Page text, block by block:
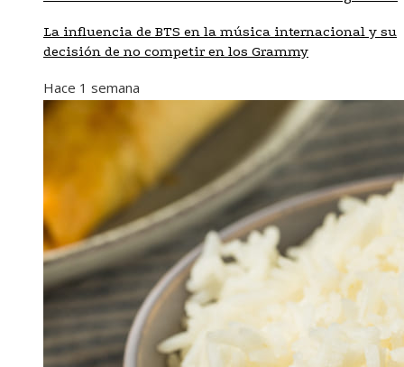
La influencia de BTS en la música internacional y su
decisión de no competir en los Grammy
Hace 1 semana